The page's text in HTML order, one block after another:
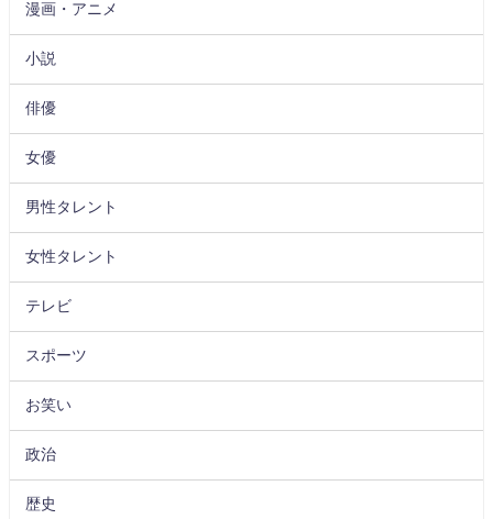
漫画・アニメ
小説
俳優
女優
男性タレント
女性タレント
テレビ
スポーツ
お笑い
政治
歴史